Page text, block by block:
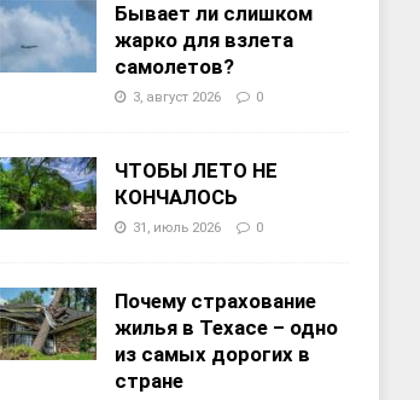
Бывает ли слишком
жарко для взлета
самолетов?
3, август 2026 0
ЧТОБЫ ЛЕТО НЕ
КОНЧАЛОСЬ
31, июль 2026 0
Почему страхование
жилья в Техасе – одно
из самых дорогих в
стране